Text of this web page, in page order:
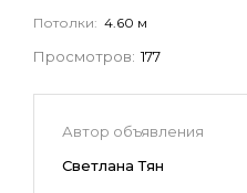
Потолки: 4.60 м
Просмотров: 177
Автор объявления
Светлана Тян